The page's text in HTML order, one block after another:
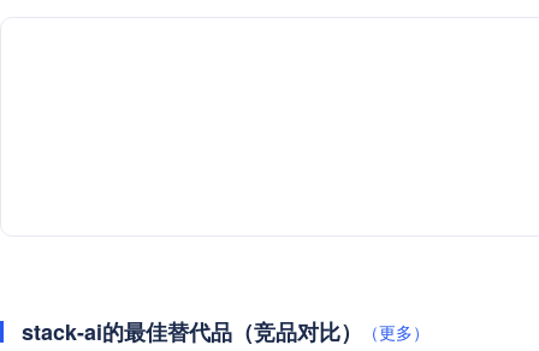
stack-ai的最佳替代品（竞品对比） （更多）